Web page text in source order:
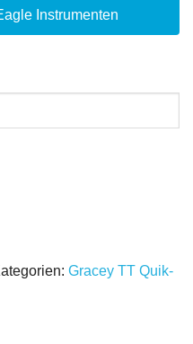
Instrumenten
Gracey TT Quik-